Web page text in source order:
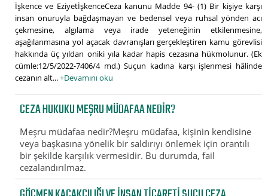
İşkence ve EziyetİşkenceCeza kanunu Madde 94- (1) Bir kişiye karşı
insan onuruyla bağdaşmayan ve bedensel veya ruhsal yönden acı
çekmesine, algılama veya irade yeteneğinin etkilenmesine,
aşağılanmasına yol açacak davranışları gerçekleştiren kamu görevlisi
hakkında üç yıldan oniki yıla kadar hapis cezasına hükmolunur. (Ek
cümle:12/5/2022-7406/4 md.) Suçun kadına karşı işlenmesi hâlinde
cezanın alt...+Devamını oku
CEZA HUKUKU MEŞRU MÜDAFAA NEDIR?
Meşru müdafaa nedir?Meşru müdafaa, kişinin kendisine
veya başkasına yönelik bir saldırıyı önlemek için orantılı
bir şekilde karşılık vermesidir. Bu durumda, fail
cezalandırılmaz.